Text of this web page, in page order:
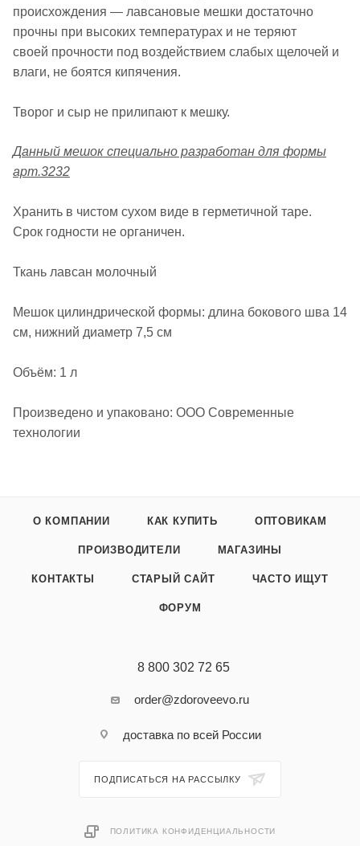
происхождения — лавсановые мешки достаточно
прочны при высоких температурах и не теряют
своей прочности под воздействием слабых щелочей и
влаги, не боятся кипячения.
Творог и сыр не прилипают к мешку.
Данный мешок специально разработан для формы
арт.3232
Хранить в чистом сухом виде в герметичной таре.
Срок годности не органичен.
Ткань лавсан молочный
Мешок цилиндрической формы: длина бокового шва 14
см, нижний диаметр 7,5 см
Объём: 1 л
Произведено и упаковано: ООО Современные
технологии
О КОМПАНИИ КАК КУПИТЬ ОПТОВИКАМ
ПРОИЗВОДИТЕЛИ МАГАЗИНЫ
КОНТАКТЫ СТАРЫЙ САЙТ ЧАСТО ИЩУТ
ФОРУМ
8 800 302 72 65
order@zdoroveevo.ru
доставка по всей России
ПОДПИСАТЬСЯ НА РАССЫЛКУ
ПОЛИТИКА КОНФИДЕНЦИАЛЬНОСТИ